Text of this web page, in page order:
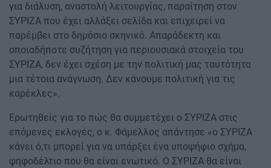
για διάλυση, αναστολή λειτουργίας, παραίτηση στον
ΣΥΡΙΖΑ που έχει αλλάξει σελίδα και επιχειρεί να
παρέμβει στο δημόσιο σκηνικό. Απαράδεκτη και
οποιαδήποτε συζήτηση για περιουσιακά στοιχεία του
ΣΥΡΙΖΑ, δεν έχει σχέση με την πολιτική μας ταυτότητα
μια τέτοια ανάγνωση. Δεν κάνουμε πολιτική για τις
καρέκλες».
Ερωτηθείς για το πώς θα συμμετέχει ο ΣΥΡΙΖΑ στις
επόμενες εκλογές, ο κ. Φάμελλος απάντησε «ο ΣΥΡΙΖΑ
κάνει ό,τι μπορεί για να υπάρξει ένα υποψήφιο σχήμα,
ψηφοδέλτιο που θα είναι ενωτικό. Ο ΣΥΡΙΖΑ θα είναι